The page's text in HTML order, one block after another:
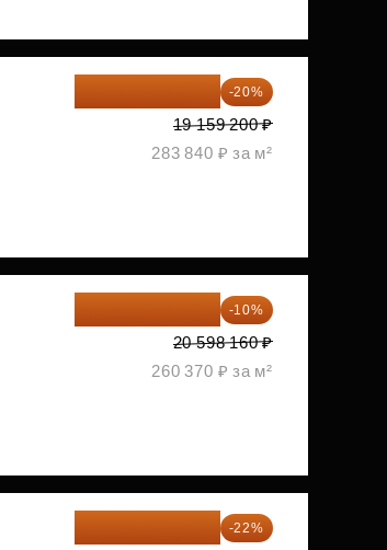
-20%
19 159 200 ₽
283 840 ₽ за м²
-10%
20 598 160 ₽
260 370 ₽ за м²
-22%